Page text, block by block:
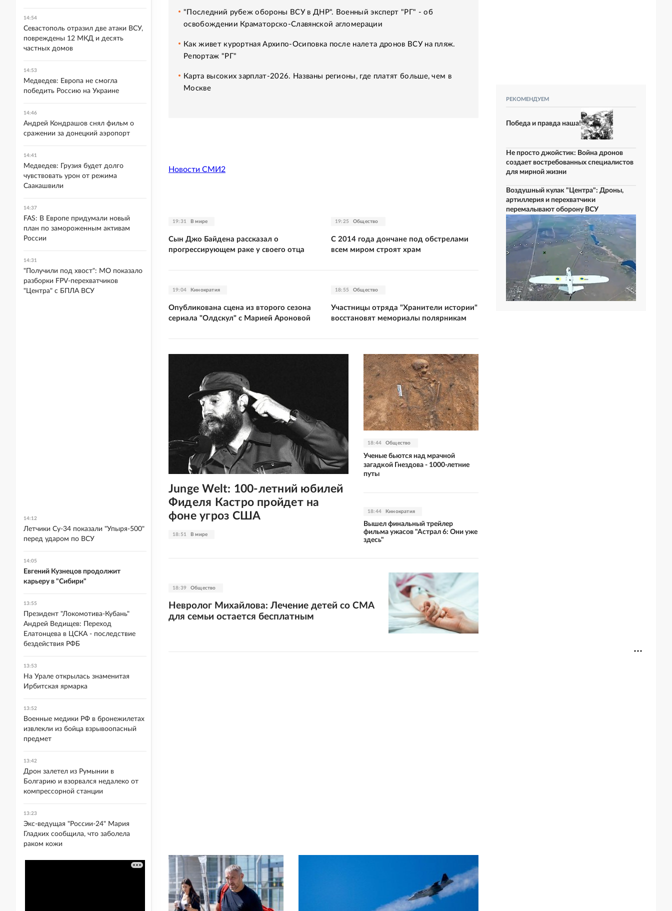
"Последний рубеж обороны ВСУ в ДНР". Военный эксперт "РГ" - об
освобождении Краматорско-Славянской агломерации
Как живет курортная Архипо-Осиповка после налета дронов ВСУ на пляж.
Репортаж "РГ"
Карта высоких зарплат-2026. Названы регионы, где платят больше, чем в
Москве
Новости СМИ2
19:31 В мире
Сын Джо Байдена рассказал о
прогрессирующем раке у своего отца
19:25 Общество
С 2014 года дончане под обстрелами
всем миром строят храм
19:04 Кинократия
Опубликована сцена из второго сезона
сериала "Олдскул" с Марией Ароновой
18:55 Общество
Участницы отряда "Хранители истории"
восстановят мемориалы полярникам
18:51 В мире
Junge Welt: 100-летний юбилей
Фиделя Кастро пройдет на
фоне угроз США
18:44 Общество
Ученые бьются над мрачной
загадкой Гнездова - 1000-летние
путы
18:44 Кинократия
Вышел финальный трейлер
фильма ужасов "Астрал 6: Они уже
здесь"
18:39 Общество
Невролог Михайлова: Лечение детей со СМА
для семьи остается бесплатным
РЕКОМЕНДУЕМ
Победа и правда наша!
Не просто джойстик: Война дронов
создает востребованных специалистов
для мирной жизни
Воздушный кулак "Центра": Дроны,
артиллерия и перехватчики
перемалывают оборону ВСУ
14:54
Севастополь отразил две атаки ВСУ,
повреждены 12 МКД и десять
частных домов
14:53
Медведев: Европа не смогла
победить Россию на Украине
14:46
Андрей Кондрашов снял фильм о
сражении за донецкий аэропорт
14:41
Медведев: Грузия будет долго
чувствовать урон от режима
Саакашвили
14:37
FAS: В Европе придумали новый
план по замороженным активам
России
14:31
"Получили под хвост": МО показало
разборки FPV-перехватчиков
"Центра" с БПЛА ВСУ
14:12
Летчики Су-34 показали "Упыря-500"
перед ударом по ВСУ
14:05
Евгений Кузнецов продолжит
карьеру в "Сибири"
13:55
Президент "Локомотива-Кубань"
Андрей Ведищев: Переход
Елатонцева в ЦСКА - последствие
бездействия РФБ
13:53
На Урале открылась знаменитая
Ирбитская ярмарка
13:52
Военные медики РФ в бронежилетах
извлекли из бойца взрывоопасный
предмет
13:42
Дрон залетел из Румынии в
Болгарию и взорвался недалеко от
компрессорной станции
13:23
Экс-ведущая "России-24" Мария
Гладких сообщила, что заболела
раком кожи